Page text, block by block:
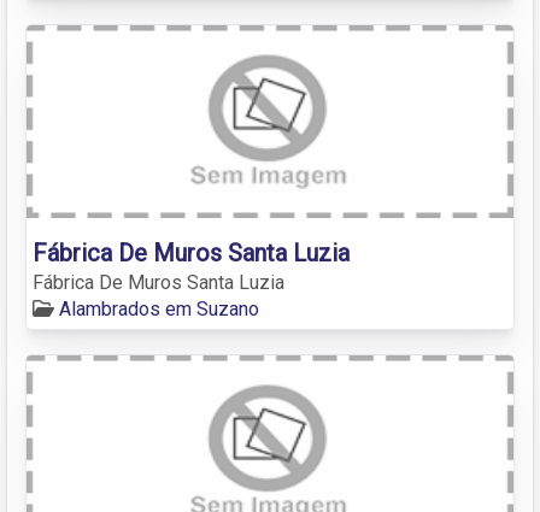
Fábrica De Muros Santa Luzia
Fábrica De Muros Santa Luzia
Alambrados em Suzano